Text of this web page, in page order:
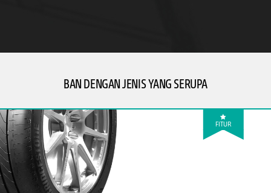
BAN DENGAN JENIS YANG SERUPA
FITUR